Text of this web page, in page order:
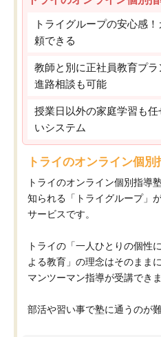
トライグループの安心感
頼できる
教師と別に正社員教育プラ
進路相談も可能
授業日以外の家庭学習も
いシステム
トライのオンライン個別
トライのオンライン個別指導
知られる「トライグループ」
サービスです。
トライの「一人ひとりの個性
よる教育」の理念はそのまま
マンツーマン指導が受講できま
部活や習い事で塾に通うのが難